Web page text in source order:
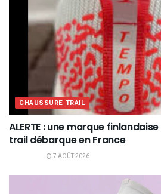
CHAUSSURE TRAIL
ALERTE : une marque
trail débarque en France
7 AOÛT 2026